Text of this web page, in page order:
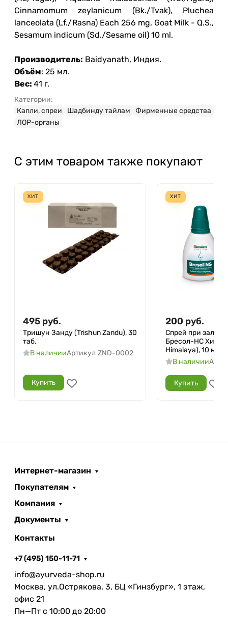
Cinnamomum zeylanicum (Bk./Tvak), Pluchea
lanceolata (Lf./Rasna) Each 256 mg, Goat Milk - Q.S.,
Sesamum indicum (Sd./Sesame oil) 10 ml.
Производитель: Baidyanath, Индия.
Объём: 25 мл.
Вес: 41 г.
Категории:
Капли, спреи
Шадбинду тайлам
Фирменные средства
ЛОР-органы
С этим товаром также покупают
ХИТ
495 руб.
Тришун Занду (Trishun Zandu), 30
таб.
В наличииАртикул ZND-0002
Купить
ХИТ
200 руб.
Спрей при
Бресол-НС
Himalaya), 10 мл.
В наличии
Купить
Интернет-магазин
Покупателям
Компания
Документы
Контакты
+7 (495) 150-11-71
info@ayurveda-shop.ru
Москва, ул.Острякова, 3, БЦ «Гинзбург», 1 этаж,
офис 21
Пн—Пт с 10:00 до 20:00